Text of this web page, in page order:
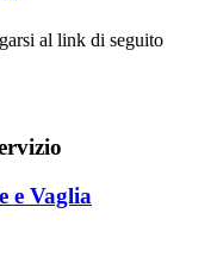
al link di seguito
e Vaglia